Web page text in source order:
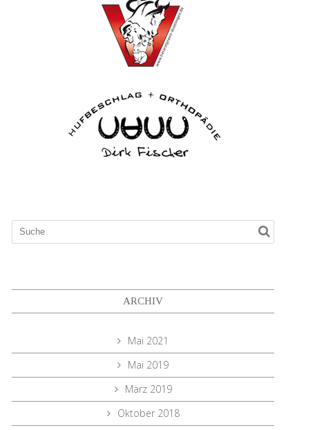
ARCHIV
Mai 2021
Mai 2019
März 2019
Oktober 2018